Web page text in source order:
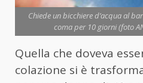
Chiede un bicchiere d’acqua al
coma per 10 giorni (foto
Quella che doveva
colazione si è